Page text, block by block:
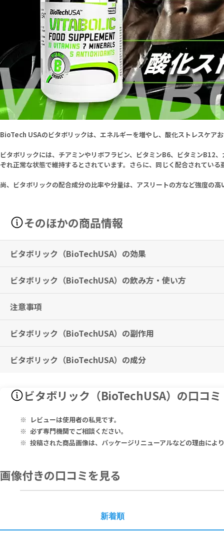
BioTech USAのビタボリックは、エネルギーを増やし、酸化ストレスケア
ビタボリックには、チアミンやリボフラビン、ビタミンB6、ビタミンB12
ぞれ正常な状態で維持するとされています。さらに、同じく配合されてい
尚、ビタボリックの配合成分の比率や分量は、アスリートの方など強度の
そのほかの商品情報
ビタボリック（BioTechUSA）の効果
エネルギーの産出および、酸化ストレスのケア、肉体疲労の軽減がな
※メーカー推奨摂取期間として
ビタボリック（BioTechUSA）の飲み方・使い方
1回1粒を目安に、朝の時間にお召し上がりください。
注意事項
推奨用量を超える摂取はお控えください。
ビタボリック（BioTechUSA）の副作用
特に副作用は報告されておりませんが、異常を感じた際はただちに使
ビタボリック（BioTechUSA）の成分
Vitamin A 1500 μg, Vitamin C 250 mg, Vitamin D 10 μg,
Japonica Extract) 25 mg, Bioflavonoids (from Bitter Orange
Ingredients: Bulking Agent (Cellulose Gel), Calcium Salts
hiamin Mononitrate, D-Pantothenate, Calcium, Coating
Acid, Anti-Caking Agents (Magnesium Salts of Fatty Acids,
g、ビタミンB12 200μg、カルシウム 120mg、マグネシウム
ビタボリック（BioTechUSA）の口コ
レビューは使用者の私見です。
必ず専門機関でご相談ください。
投稿された商品画像は、パッケージリニューアルなどの理由によ
画像付きの口コミを見る
新着順